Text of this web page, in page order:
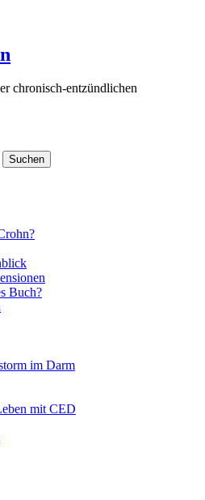
chronisch-entzündlichen
Buch?
im Darm
mit CED